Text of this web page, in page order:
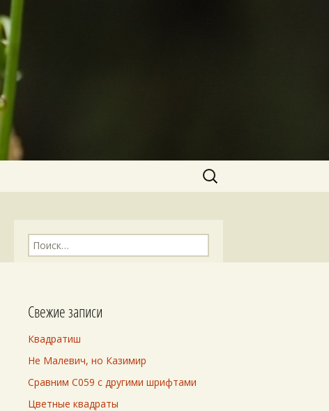
Найти:
Найти:
Свежие записи
Квадратиш
Не Малевич, но Казимир
Сравним C059 с другими шрифтами
Цветные квадраты